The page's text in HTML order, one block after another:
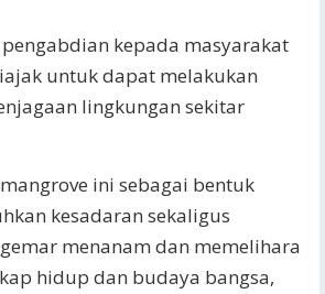
kepada masyarakat
untuk dapat melakukan
lingkungan sekitar
ini sebagai bentuk
kesadaran sekaligus
menanam dan memelihara
hidup dan budaya bangsa,